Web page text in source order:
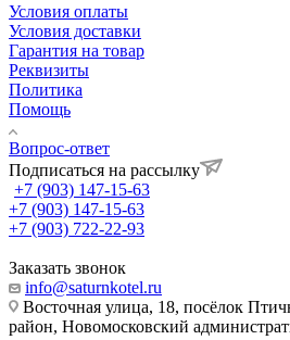
Условия оплаты
Условия доставки
Гарантия на товар
Реквизиты
Политика
Помощь
Вопрос-ответ
Подписаться на рассылку
+7 (903) 147-15-63
+7 (903) 147-15-63
+7 (903) 722-22-93
Заказать звонок
info@saturnkotel.ru
Восточная улица, 18, посёлок
район, Новомосковский